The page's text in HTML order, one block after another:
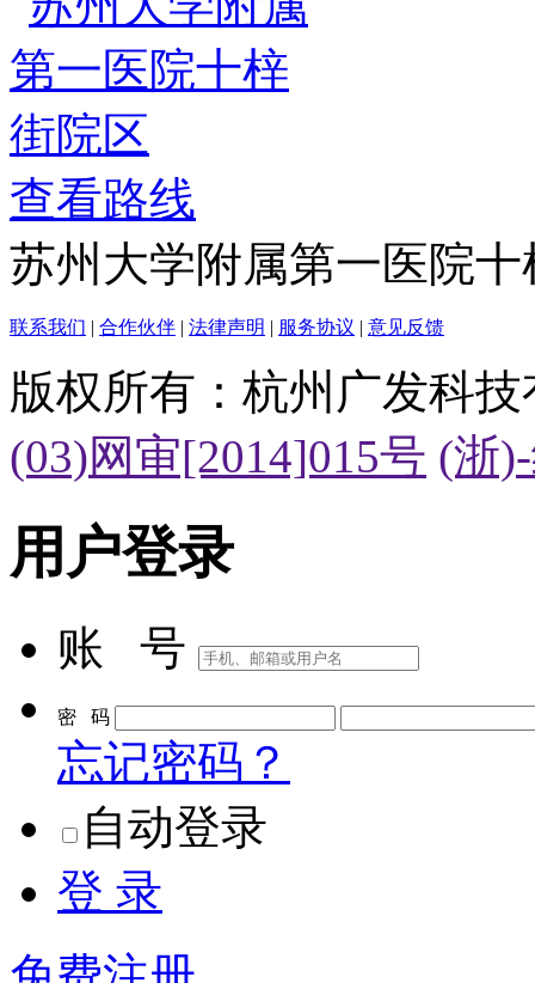
查看路线
苏州大学附属第一医院
联系我们 | 合作伙伴 | 法律声明 | 服务协议 | 意见反馈
版权所有：杭州广发科
(03)网审[2014]015号 (浙
用户登录
账 号
密 码
忘记密码？
自动登录
登 录